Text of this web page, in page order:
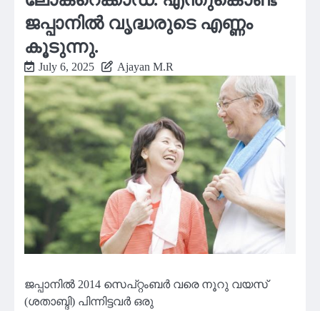
ജപ്പാനിൽ വൃദ്ധരുടെ എണ്ണം
കൂടുന്നു.
July 6, 2025 Ajayan M.R
ജപ്പാനിൽ 2014 സെപ്റ്റംബർ വരെ നൂറു വയസ്
(ശതാബ്ദി) പിന്നിട്ടവർ ഒരു